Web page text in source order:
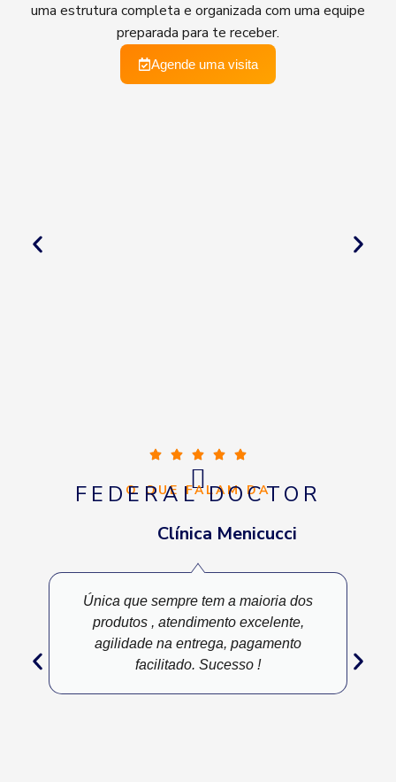
uma estrutura completa e organizada com uma equipe
preparada para te receber.
Agende uma visita
O QUE FALAM DA
FEDERAL DOCTOR
Única que sempre tem a maioria dos
produtos , atendimento excelente,
agilidade na entrega, pagamento
facilitado. Sucesso !
Clínica Menicucci